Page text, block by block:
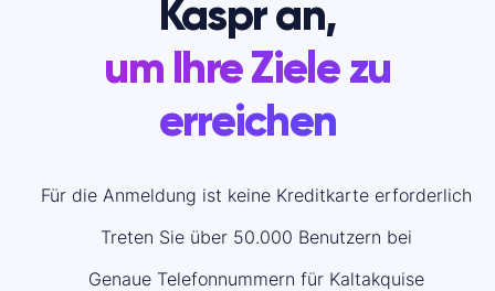
Kaspr an,
um Ihre Ziele zu
erreichen
Für die Anmeldung ist keine Kreditkarte erforderlich
Treten Sie über 50.000 Benutzern bei
Genaue Telefonnummern für Kaltakquise